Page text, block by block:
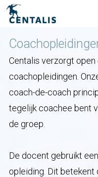
Centalis verzorgt open
coachopleidingen.
coach-de-coach
tegelijk coachee bent
de groep.
De docent gebruikt
opleiding. Dit betekent